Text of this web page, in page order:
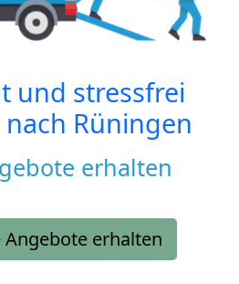
und stressfrei
Rüningen
erhalten
Angebote erhalten